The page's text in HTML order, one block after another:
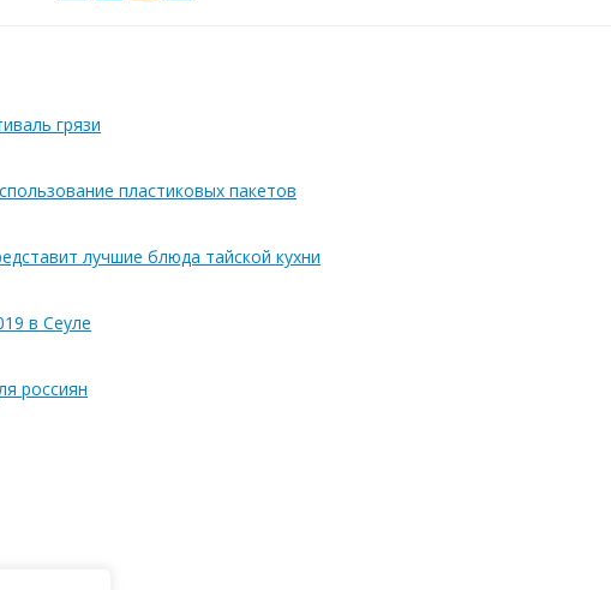
грязи
пластиковых пакетов
лучшие блюда тайской кухни
в Сеуле
россиян